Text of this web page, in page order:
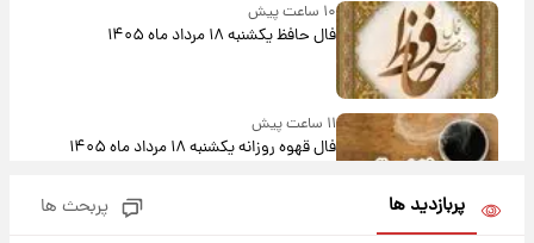
۱۰ ساعت پیش
فال حافظ یکشنبه ۱۸ مرداد ماه ۱۴۰۵
۱۱ ساعت پیش
فال قهوه روزانه یکشنبه ۱۸ مرداد ماه ۱۴۰۵
پربازدید ها پربحث ها